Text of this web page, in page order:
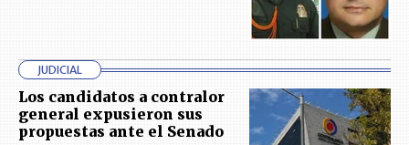
JUDICIAL
Los candidatos a contralor
general expusieron sus
propuestas ante el Senado